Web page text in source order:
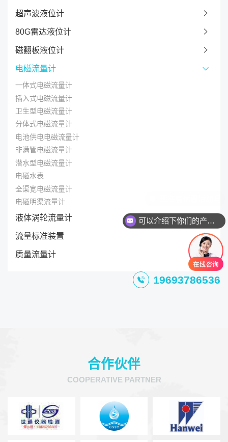
19693786536
超声波液位计
80G雷达液位计
磁翻板液位计
电磁流量计
一体式电磁流量计
插入式电磁流量计
卫生型电磁流量计
分体式电磁流量计
电池供电电磁流量计
非满管电磁流量计
潜水型电磁流量计
电磁水表
全渠宽电磁流量计
电磁明渠流量计
液体涡轮流量计
流量标准装置
质量流量计
合作伙伴
COOPERATIVE PARTNER
可以介绍下你们的产品么